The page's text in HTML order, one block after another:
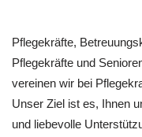
Pflegekräfte,
Pflegekräfte und
vereinen wir bei
Unser Ziel ist es, Ihnen
und liebevolle